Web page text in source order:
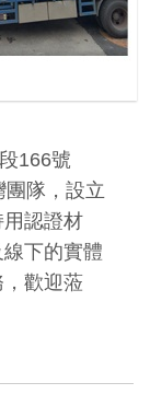
166號
隊，設立
認證材
下的實體
歡迎蒞